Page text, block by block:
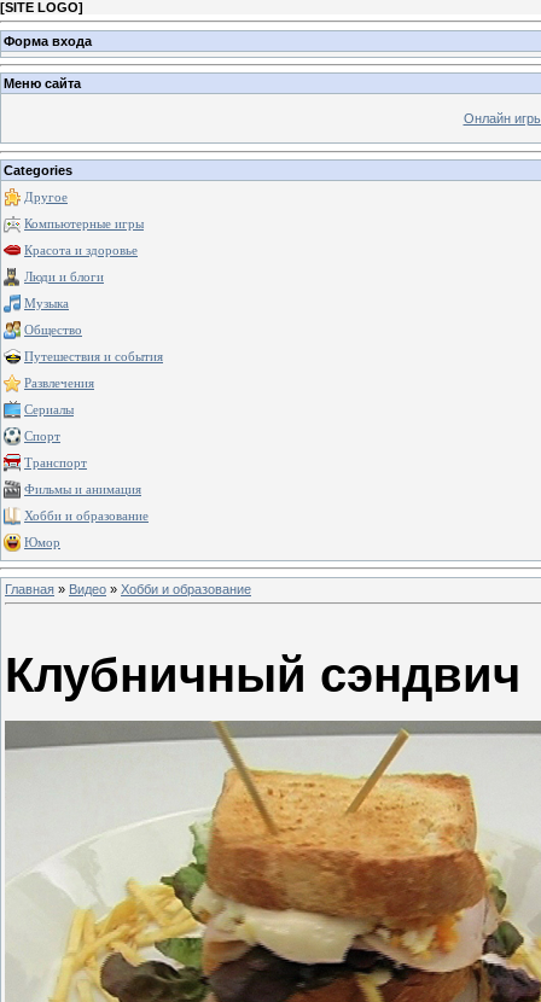
[SITE LOGO]
Форма входа
Меню сайта
Онлайн
Categories
Другое
Компьютерные игры
Красота и здоровье
Люди и блоги
Музыка
Общество
Путешествия и события
Развлечения
Сериалы
Спорт
Транспорт
Фильмы и анимация
Хобби и образование
Юмор
Главная » Видео » Хобби и образование
Клубничный сэндвич